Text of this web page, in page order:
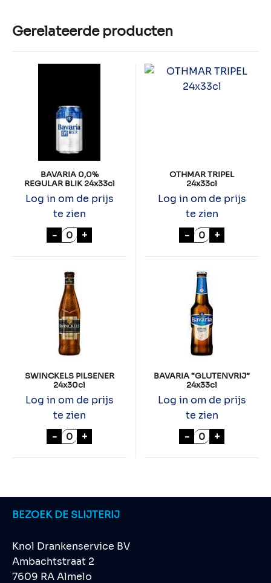
Gerelateerde producten
BAVARIA 0,0%
REGULAR BLIK 24x33cl
Log in om de prijs
te zien
- BAVARIA 0,0% REGULAR BLIK 24x33cl
+
OTHMAR TRIPEL
24x33cl
Log in om de prijs
te zien
- OTHMAR
+
SWINCKELS PILSENER
24x30cl
Log in om de prijs
te zien
- SWINCKELS PILSENER 24x30cl aantal
+
BAVARIA “GLUTENVRIJ”
24x33cl
Log in om de prijs
te zien
- BAVARIA
+
BEZOEK DE SLIJTERIJ
Knol Drankenservice BV
Ambachtstraat 2
7609 RA Almelo